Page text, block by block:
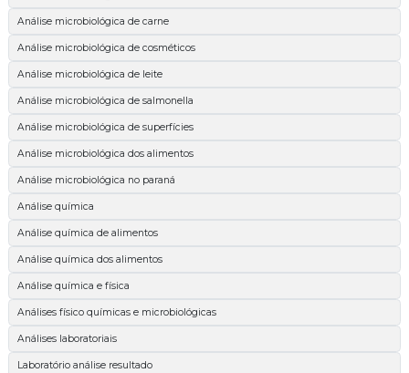
Análise microbiológica de carne
Análise microbiológica de cosméticos
Análise microbiológica de leite
Análise microbiológica de salmonella
Análise microbiológica de superfícies
Análise microbiológica dos alimentos
Análise microbiológica no paraná
Análise química
Análise química de alimentos
Análise química dos alimentos
Análise química e física
Análises físico químicas e microbiológicas
Análises laboratoriais
Laboratório análise resultado